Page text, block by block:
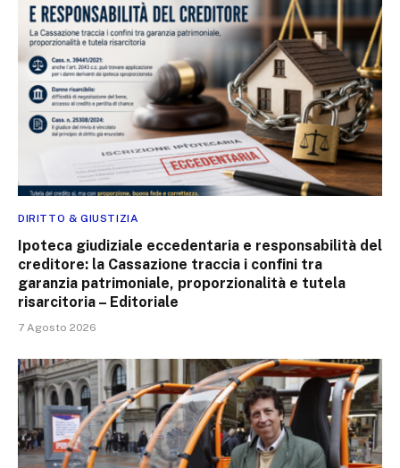
DIRITTO & GIUSTIZIA
Ipoteca giudiziale eccedentaria e responsabilità del
creditore: la Cassazione traccia i confini tra
garanzia patrimoniale, proporzionalità e tutela
risarcitoria – Editoriale
7 Agosto 2026